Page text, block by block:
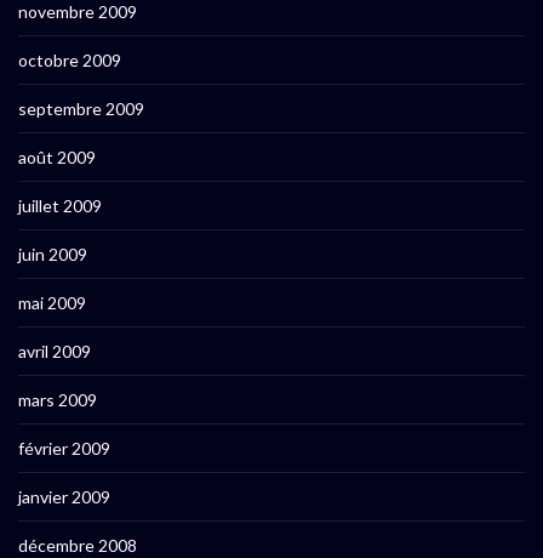
novembre 2009
octobre 2009
septembre 2009
août 2009
juillet 2009
juin 2009
mai 2009
avril 2009
mars 2009
février 2009
janvier 2009
décembre 2008